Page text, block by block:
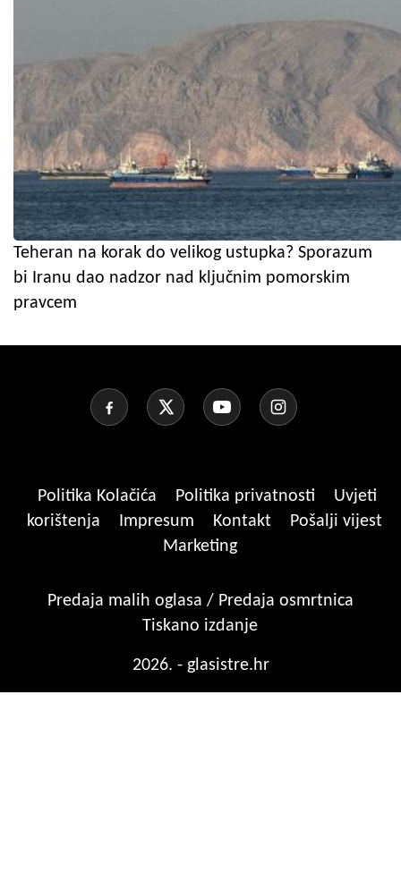
Teheran na korak do velikog ustupka? Sporazum
bi Iranu dao nadzor nad ključnim pomorskim
pravcem
Politika Kolačića Politika privatnosti
Uvjeti
korištenja
Impresum Kontakt
Pošalji vijest
Marketing
Predaja malih oglasa / Predaja osmrtnica
Tiskano izdanje
2026. - glasistre.hr